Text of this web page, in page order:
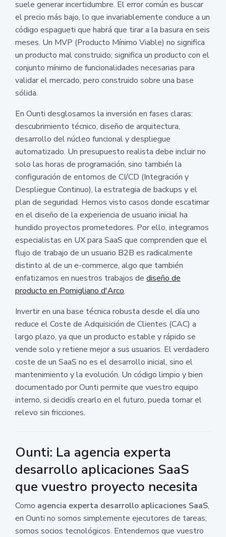
suele generar incertidumbre. El error común es buscar
el precio más bajo, lo que invariablemente conduce a un
código espagueti que habrá que tirar a la basura en seis
meses. Un MVP (Producto Mínimo Viable) no significa
un producto mal construido; significa un producto con el
conjunto mínimo de funcionalidades necesarias para
validar el mercado, pero construido sobre una base
sólida.
En Ounti desglosamos la inversión en fases claras:
descubrimiento técnico, diseño de arquitectura,
desarrollo del núcleo funcional y despliegue
automatizado. Un presupuesto realista debe incluir no
solo las horas de programación, sino también la
configuración de entornos de CI/CD (Integración y
Despliegue Continuo), la estrategia de backups y el
plan de seguridad. Hemos visto casos donde escatimar
en el diseño de la experiencia de usuario inicial ha
hundido proyectos prometedores. Por ello, integramos
especialistas en UX para SaaS que comprenden que el
flujo de trabajo de un usuario B2B es radicalmente
distinto al de un e-commerce, algo que también
enfatizamos en nuestros trabajos de diseño de
producto en Pomigliano d'Arco.
Invertir en una base técnica robusta desde el día uno
reduce el Coste de Adquisición de Clientes (CAC) a
largo plazo, ya que un producto estable y rápido se
vende solo y retiene mejor a sus usuarios. El verdadero
coste de un SaaS no es el desarrollo inicial, sino el
mantenimiento y la evolución. Un código limpio y bien
documentado por Ounti permite que vuestro equipo
interno, si decidís crearlo en el futuro, pueda tomar el
relevo sin fricciones.
Ounti: La agencia experta
desarrollo aplicaciones SaaS
que vuestro proyecto necesita
Como agencia experta desarrollo aplicaciones SaaS,
en Ounti no somos simplemente ejecutores de tareas;
somos socios tecnológicos. Entendemos que vuestro